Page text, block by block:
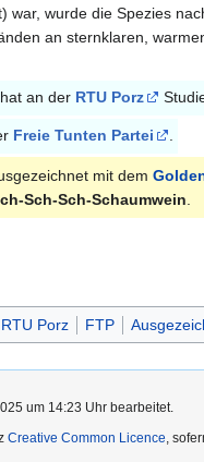
war, wurde die Spezies
an sternklaren,
an der RTU Porz
Freie Tunten Partei .
mit dem
Sch-Sch-Schaumwein.
RTU Porz FTP
um 14:23 Uhr bearbeitet.
Creative Common Licence,